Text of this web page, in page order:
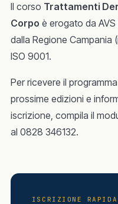
Il corso Trattamenti
Corpo è erogato da
dalla Regione Campania
ISO 9001.
Per ricevere il
prossime edizioni e
iscrizione, compila il
al 0828 346132.
ISCRIZIONE RAPIDA